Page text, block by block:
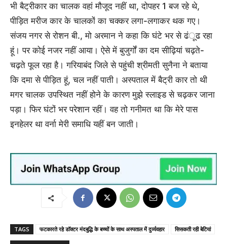
भी बैट्रीकार का चालक वहां मौजूद नहीं था, दोपहर 1 बज रहे थे,
पीड़ित मरीज कार के चालकों का चक्कर लगा-लगाकर थक गए।
संजय नगर से रोशन बी., मो अरमान ने कहा कि घंटे भर से ढंूढ रहा
हूं। पर कोई नजर नहीं आया। ऐसे में बुजुर्गों का दम सीढ़ियां चढ़ते-
चढ़ते फूल रहा है। गरियाबंद जिले से पहुंची श्रीमती सुनैना ने बताया
कि दमा से पीड़ित हूं, चल नहीं पाती। अस्पताल में बैट्री कार तो थी
मगर चालक उपस्थित नहीं होने के कारण मुझे स्लाइड से चढ़कर जाना
पड़ा। फिर घंटों भर परेशान रहीं। वह तो गनीमत था कि मेरे पास
इनहेलर था वर्ना मेरी समाधि यहीं बन जाती।
TAGS फटकारते रहे डॉक्टर मंदबुद्धि के बच्चों के साथ अस्पताल में दुर्व्यवहार सिसकती रही बेटियां